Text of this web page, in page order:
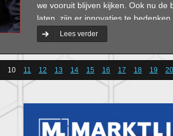
we vooruit blijven kijken. Ook nu de
laten, zijn er innovaties te
stevige impuls kunnen geven.'
Lees verder
10 11 12 13 14 15 16 17 18 19 20